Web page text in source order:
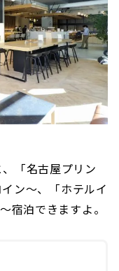
「名古屋プリン
ン〜、「ホテルイ
宿泊できますよ。